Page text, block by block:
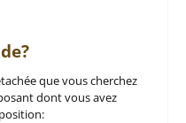
que vous cherchez
dont vous avez